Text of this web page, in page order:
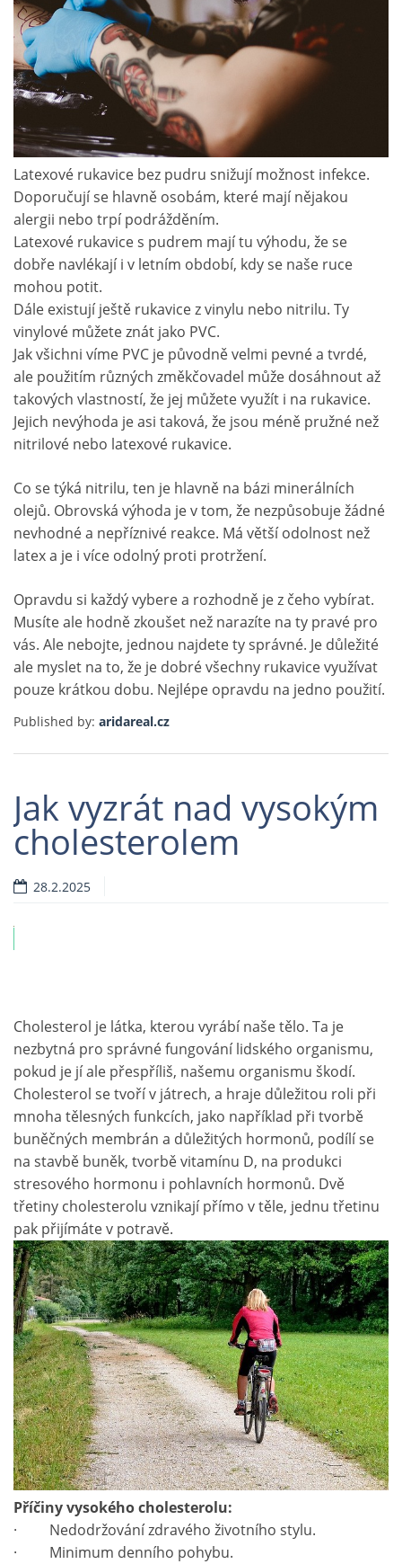
Latexové rukavice bez pudru snižují možnost infekce.
Doporučují se hlavně osobám, které mají nějakou
alergii nebo trpí podrážděním.
Latexové rukavices pudrem mají tu výhodu, že se
dobře navlékají i v letním období, kdy se naše ruce
mohou potit.
Dále existují ještě rukavice z vinylu nebo nitrilu. Ty
vinylové můžete znát jako PVC.
Jak všichni víme PVC je původně velmi pevné a tvrdé,
ale použitím různých změkčovadel může dosáhnout až
takových vlastností, že jej můžete využít i na rukavice.
Jejich nevýhoda je asi taková, že jsou méně pružné než
nitrilové nebo latexové rukavice.
Co se týká nitrilu, ten je hlavně na bázi minerálních
olejů. Obrovská výhoda je v tom, že nezpůsobuje žádné
nevhodné a nepříznivé reakce. Má větší odolnost než
latex a je i více odolný proti protržení.
Opravdu si každý vybere a rozhodně je z čeho vybírat.
Musíte ale hodně zkoušet než narazíte na ty pravé pro
vás. Ale nebojte, jednou najdete ty správné. Je důležité
ale myslet na to, že je dobré všechny rukavice využívat
pouze krátkou dobu. Nejlépe opravdu na jedno použití.
Published by: aridareal.cz
Jak vyzrát nad vysokým
cholesterolem
28.2.2025
Cholesterol je látka, kterou vyrábí naše tělo. Ta je
nezbytná pro správné fungování lidského organismu,
pokud je jí ale přespříliš, našemu organismu škodí.
Cholesterol se tvoří v játrech, a hraje důležitou roli při
mnoha tělesných funkcích, jako například při tvorbě
buněčných membrán a důležitých hormonů, podílí se
na stavbě buněk, tvorbě vitamínu D, na produkci
stresového hormonu i pohlavních hormonů. Dvě
třetiny cholesterolu vznikají přímo v těle, jednu třetinu
pak přijímáte v potravě.
Příčiny vysokého cholesterolu:
· Nedodržování zdravého životního stylu.
· Minimum denního pohybu.